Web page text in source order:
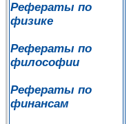
Рефераты по
физике
Рефераты по
философии
Рефераты по
финансам